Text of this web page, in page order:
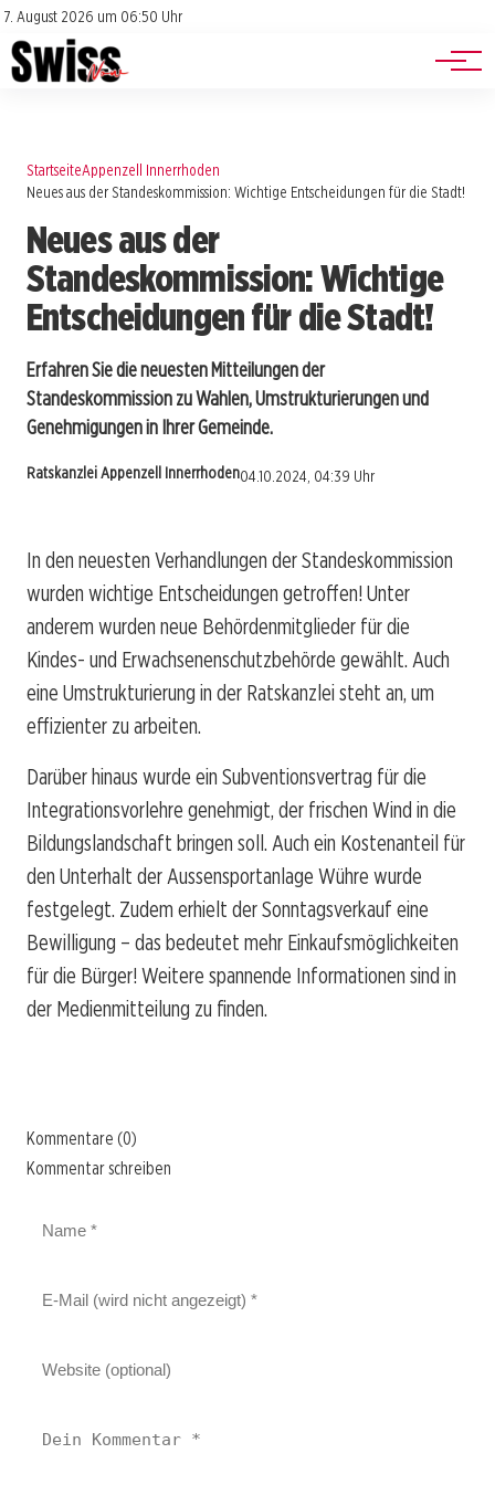
7. August 2026 um 06:50 Uhr
Impressum
Datenschutz
Jobs
Events
StartseiteAppenzell Innerrhoden
Neues aus der Standeskommission: Wichtige Entscheidungen für die Stadt!
Neues aus der
Standeskommission: Wichtige
Entscheidungen für die Stadt!
Erfahren Sie die neuesten Mitteilungen der
Standeskommission zu Wahlen, Umstrukturierungen und
Genehmigungen in Ihrer Gemeinde.
Ratskanzlei Appenzell Innerrhoden04.10.2024, 04:39 Uhr
In den neuesten Verhandlungen der Standeskommission
wurden wichtige Entscheidungen getroffen! Unter
anderem wurden neue Behördenmitglieder für die
Kindes- und Erwachsenenschutzbehörde gewählt. Auch
eine Umstrukturierung in der Ratskanzlei steht an, um
effizienter zu arbeiten.
Darüber hinaus wurde ein Subventionsvertrag für die
Integrationsvorlehre genehmigt, der frischen Wind in die
Bildungslandschaft bringen soll. Auch ein Kostenanteil für
den Unterhalt der Aussensportanlage Wühre wurde
festgelegt. Zudem erhielt der Sonntagsverkauf eine
Bewilligung – das bedeutet mehr Einkaufsmöglichkeiten
für die Bürger! Weitere spannende Informationen sind in
der Medienmitteilung zu finden.
Kommentare (0)
Kommentar schreiben